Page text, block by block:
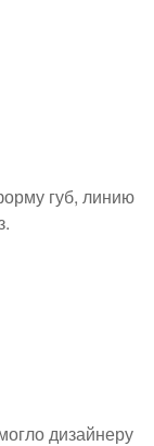
губ, линию
дизайнеру